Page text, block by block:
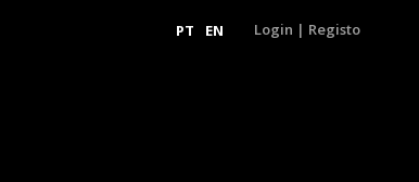
PT EN Login | Registo